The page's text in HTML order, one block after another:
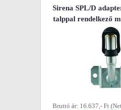
Sirena SPL/D
talppal rendelkező
Bruttó ár: 16.637,- Ft